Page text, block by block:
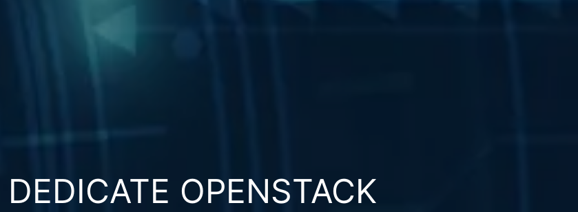
DEDICATE OPENSTACK